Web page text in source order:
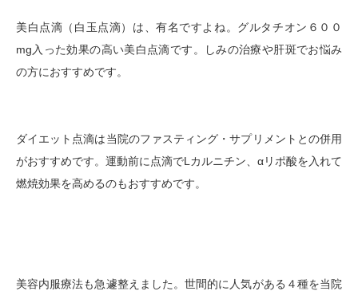
美白点滴（白玉点滴）は、有名ですよね。グルタチオン６００
mg入った効果の高い美白点滴です。しみの治療や肝斑でお悩み
の方におすすめです。
ダイエット点滴は当院のファスティング・サプリメントとの併用
がおすすめです。運動前に点滴でLカルニチン、αリポ酸を入れて
燃焼効果を高めるのもおすすめです。
美容内服療法も急遽整えました。世間的に人気がある４種を当院